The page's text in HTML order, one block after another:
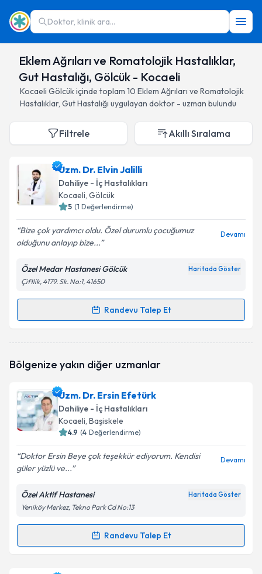
Doktor, klinik ara...
Eklem Ağrıları ve Romatolojik Hastalıklar,
Gut Hastalığı, Gölcük - Kocaeli
Kocaeli Gölcükiçinde toplam 10 Eklem Ağrıları ve Romatolojik
Hastalıklar, Gut Hastalığı uygulayan doktor - uzman bulundu
Filtrele Akıllı Sıralama
Uzm. Dr. Elvin Jalilli
Dahiliye - İç Hastalıkları
Kocaeli, Gölcük
5 (1 Değerlendirme)
Bize çok yardımcı oldu. Özel durumlu çocuğumuz
olduğunu anlayıp bize...
Devamı
Özel Medar Hastanesi Gölcük Haritada Göster
Çiftlik, 4179. Sk. No:1, 41650
Randevu Talep Et
Randevu Takvimi Talebi
oluşturun. Size bu uzmandan randevu almanız için bir
E-posta Adresiniz
Kişisel verilerimin işlenmesine ilişkinAydınlatma
Metni
Bölgenize yakın diğer uzmanlar
Uzm. Dr. Ersin Efetürk
Dahiliye - İç Hastalıkları
Kocaeli, Başiskele
4.9 (4 Değerlendirme)
Doktor Ersin Beye çok teşekkür ediyorum. Kendisi
güler yüzlü ve...
Devamı
Özel Aktif Hastanesi Haritada Göster
Yeniköy Merkez, Tekno Park Cd No:13
Randevu Talep Et
Randevu Takvimi Talebi